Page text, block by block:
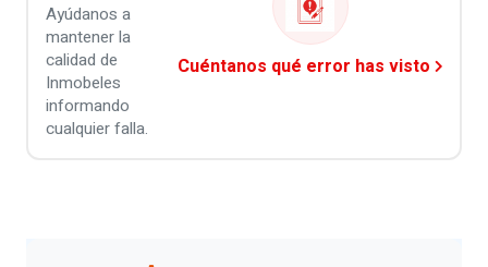
Ayúdanos a
mantener la
calidad de
Inmobeles
informando
cualquier falla.
Cuéntanos qué error has visto